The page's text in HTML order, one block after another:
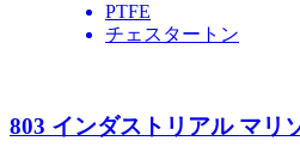
PTFE
チェスタートン
803 インダストリアル マリ